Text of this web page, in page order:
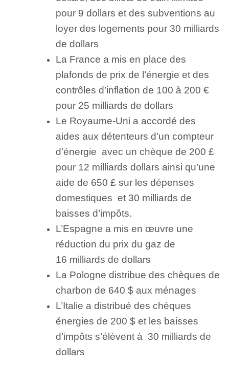
pour 9 dollars et des subventions au
loyer des logements pour 30 milliards
de dollars
La France a mis en place des
plafonds de prix de l’énergie et des
contrôles d’inflation de 100 à 200 €
pour 25 milliards de dollars
Le Royaume-Uni a accordé des
aides aux détenteurs d’un compteur
d’énergie avec un chèque de 200 £
pour 12 milliards dollars ainsi qu’une
aide de 650 £ sur les dépenses
domestiques et 30 milliards de
baisses d’impôts.
L’Espagne a mis en œuvre une
réduction du prix du gaz de
16 milliards de dollars
La Pologne distribue des chèques de
charbon de 640 $ aux ménages
L’Italie a distribué des chèques
énergies de 200 $ et les baisses
d’impôts s’élèvent à 30 milliards de
dollars